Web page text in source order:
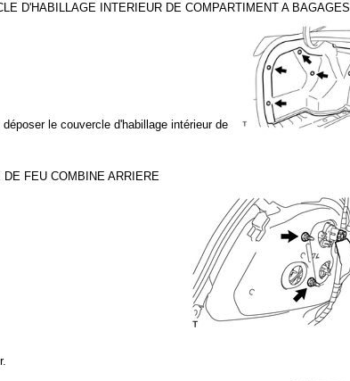
D'HABILLAGE INTERIEUR DE COMPARTIMENT A BAGAGES
le couvercle d'habillage intérieur de
FEU COMBINE ARRIERE